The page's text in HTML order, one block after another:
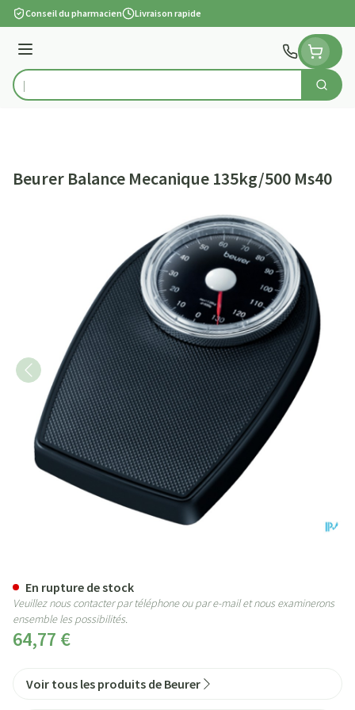
Aller au contenu
Conseil du pharmacien Livraison rapide
Menu
Rechercher
Beurer Balance Mecanique 135kg/500 Ms40
64,77 €
En rupture de stock
Veuillez nous contacter par téléphone ou par e-mail et nous examinerons
ensemble les possibilités.
Voir tous les produits de Beurer